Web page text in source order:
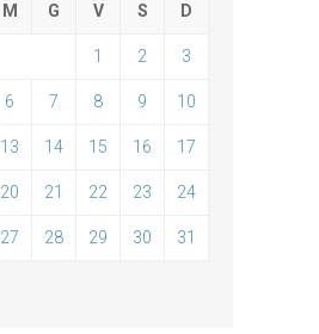
M G V S D
1 2 3
6 7 8 9 10
13 14 15 16 17
20 21 22 23 24
27 28 29 30 31